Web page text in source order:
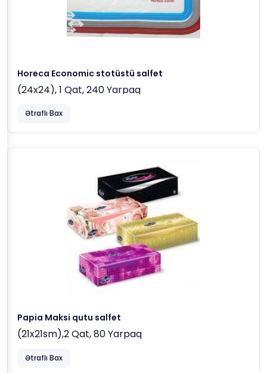
Horeca Economic stotüstü salfet
(24x24), 1 Qat, 240 Yarpaq
Ətraflı Bax
Papia Maksi qutu salfet
(21x21sm),2 Qat, 80 Yarpaq
Ətraflı Bax